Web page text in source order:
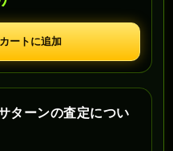
ートに追加
ターンの査定につい